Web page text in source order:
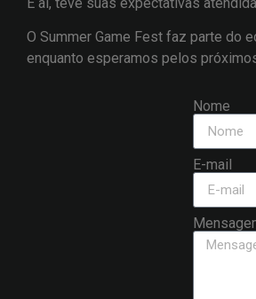
O Summer Game Fest faz parte do
enquanto esperamos pelos
Nome
E-mail